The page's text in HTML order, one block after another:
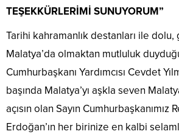
TEŞEKKÜRLERİMİ SUNUYORUM”
Tarihi kahramanlık destanları ile
Malatya’da olmaktan mutluluk
Cumhurbaşkanı Yardımcısı Cevdet
başında Malatya’yı aşkla seven
açısın olan Sayın Cumhurbaşkanımız
Erdoğan’ın her birinize en kalbi